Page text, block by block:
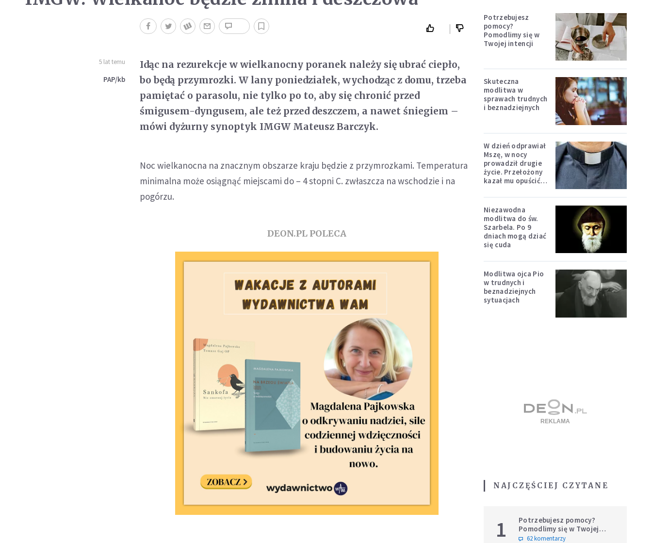
5 lat temu
PAP/kb
Idąc na rezurekcje w wielkanocny poranek należy się ubrać ciepło,
bo będą przymrozki. W lany poniedziałek, wychodząc z domu, trzeba
pamiętać o parasolu, nie tylko po to, aby się chronić przed
śmigusem-dyngusem, ale też przed deszczem, a nawet śniegiem –
mówi dyżurny synoptyk IMGW Mateusz Barczyk.
Noc wielkanocna na znacznym obszarze kraju będzie z przymrozkami. Temperatura
minimalna może osiągnąć miejscami do – 4 stopni C. zwłaszcza na wschodzie i na
pogórzu.
DEON.PL POLECA
Potrzebujesz
pomocy?
Pomodlimy się w
Twojej intencji
Skuteczna
modlitwa w
sprawach trudnych
i beznadziejnych
W dzień odprawiał
Mszę, w nocy
prowadził drugie
życie. Przełożony
kazał mu opuścić
Niezawodna
modlitwa do św.
Szarbela. Po 9
dniach mogą dziać
się cuda
Modlitwa ojca Pio
w trudnych i
beznadziejnych
sytuacjach
NAJCZĘŚCIEJ CZYTANE
1
Potrzebujesz pomocy?
Pomodlimy się w Twojej
intencji
62 komentarzy